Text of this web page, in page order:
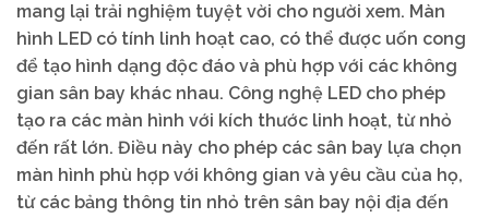
mang lại trải nghiệm tuyệt vời cho người xem. Màn
hình LED có tính linh hoạt cao, có thể được uốn cong
để tạo hình dạng độc đáo và phù hợp với các không
gian sân bay khác nhau. Công nghệ LED cho phép
tạo ra các màn hình với kích thước linh hoạt, từ nhỏ
đến rất lớn. Điều này cho phép các sân bay lựa chọn
màn hình phù hợp với không gian và yêu cầu của họ,
từ các bảng thông tin nhỏ trên sân bay nội địa đến